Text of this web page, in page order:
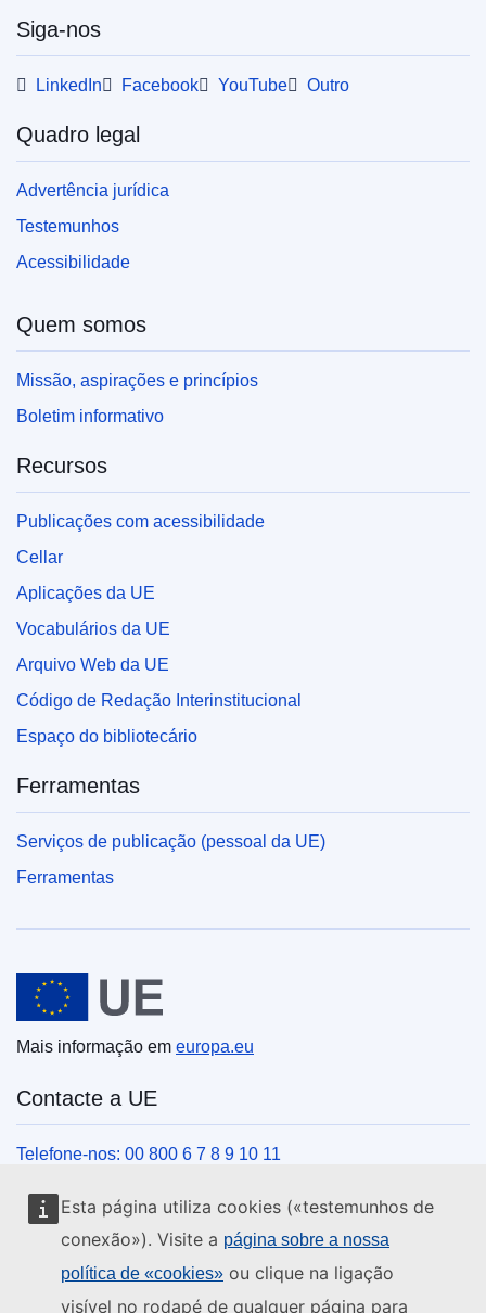
Esta página utiliza cookies («testemunhos de
conexão»). Visite a página sobre a nossa
política de «cookies» ou clique na ligação
visível no rodapé de qualquer página para
Siga-nos
LinkedIn Facebook YouTube Outro
Quadro legal
Advertência jurídica
Testemunhos
Acessibilidade
Quem somos
Missão, aspirações e princípios
Boletim informativo
Recursos
Publicações com acessibilidade
Cellar
Aplicações da UE
Vocabulários da UE
Arquivo Web da UE
Código de Redação Interinstitucional
Espaço do bibliotecário
Ferramentas
Serviços de publicação (pessoal da UE)
Ferramentas
União Europeia
Mais informação em europa.eu
Contacte a UE
Telefone-nos: 00 800 6 7 8 9 10 11
Veja outros contactos telefónicos
Chegue a nós pelo nosso formulário
Venha ter connosco a um centro da UE